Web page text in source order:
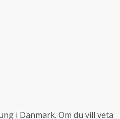
i Danmark. Om du vill veta